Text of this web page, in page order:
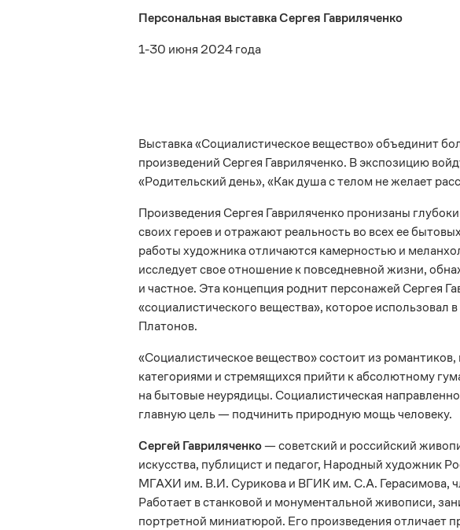
Персональная выставка Сергея Гавриляченко
1-30 июня 2024 года
Выставка «Социалистическое вещество» объединит
произведений Сергея Гавриляченко. В экспозицию
«Родительский день», «Как душа с телом не желает
Произведения Сергея Гавриляченко пронизаны
своих героев и отражают реальность во всех ее
работы художника отличаются камерностью и
исследует свое отношение к повседневной жизни,
и частное. Эта концепция роднит персонажей Сергея
«социалистического вещества», которое использовал
Платонов.
«Социалистическое вещество» состоит из
категориями и стремящихся прийти к абсолютному
на бытовые неурядицы. Социалистическая
главную цель — подчинить природную мощь человеку.
Сергей Гавриляченко— советский и российский
искусства, публицист и педагог, Народный художник
МГАХИ им. В.И. Сурикова и ВГИК им. С.А. Герасимова,
Работает в станковой и монументальной живописи,
портретной миниатюрой. Его произведения отличает